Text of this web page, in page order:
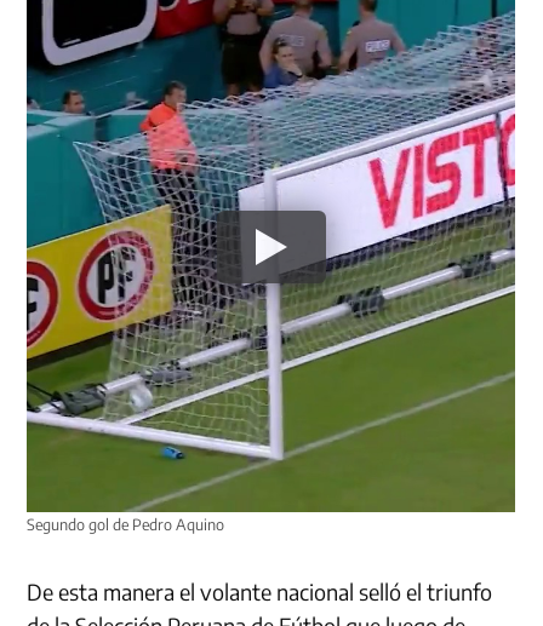
Segundo gol de Pedro Aquino
De esta manera el volante nacional selló el triunfo